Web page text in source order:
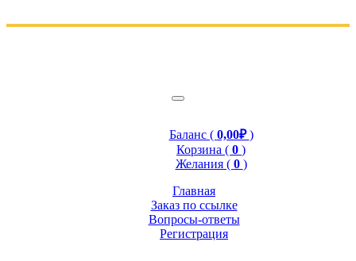
Баланс ( 0,00₽)
Корзина ( 0 )
Желания ( 0 )
Главная
Заказ по ссылке
Вопросы-ответы
Регистрация